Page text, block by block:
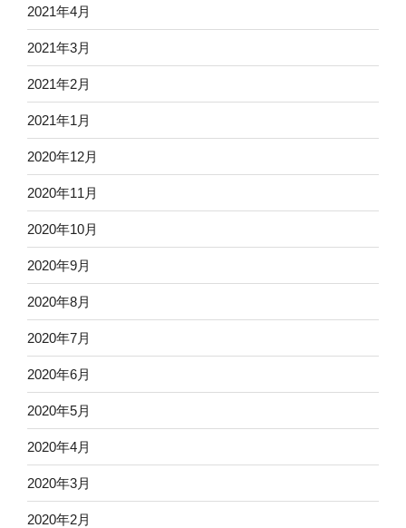
2021年4月
2021年3月
2021年2月
2021年1月
2020年12月
2020年11月
2020年10月
2020年9月
2020年8月
2020年7月
2020年6月
2020年5月
2020年4月
2020年3月
2020年2月